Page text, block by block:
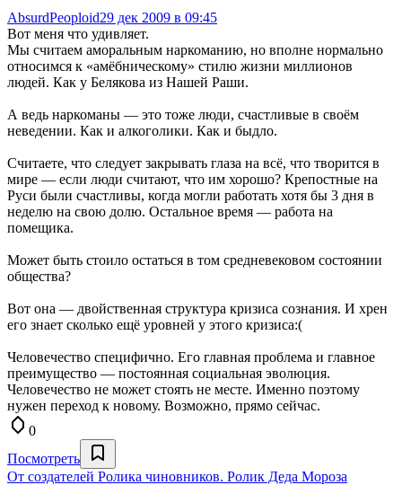
AbsurdPeoploid29 дек 2009 в 09:45
Вот меня что удивляет.
Мы считаем аморальным наркоманию, но вполне нормально
относимся к «амёбническому» стилю жизни миллионов
людей. Как у Белякова из Нашей Раши.
А ведь наркоманы — это тоже люди, счастливые в своём
неведении. Как и алкоголики. Как и быдло.
Считаете, что следует закрывать глаза на всё, что творится в
мире — если люди считают, что им хорошо? Крепостные на
Руси были счастливы, когда могли работать хотя бы 3 дня в
неделю на свою долю. Остальное время — работа на
помещика.
Может быть стоило остаться в том средневековом состоянии
общества?
Вот она — двойственная структура кризиса сознания. И хрен
его знает сколько ещё уровней у этого кризиса:(
Человечество специфично. Его главная проблема и главное
преимущество — постоянная социальная эволюция.
Человечество не может стоять не месте. Именно поэтому
нужен переход к новому. Возможно, прямо сейчас.
0
Посмотреть
От создателей Ролика чиновников. Ролик Деда Мороза